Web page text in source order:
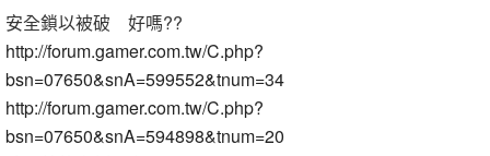
安全鎖以被破 好嗎??
http://forum.gamer.com.tw/C.php?
bsn=07650&snA=599552&tnum=34
http://forum.gamer.com.tw/C.php?
bsn=07650&snA=594898&tnum=20